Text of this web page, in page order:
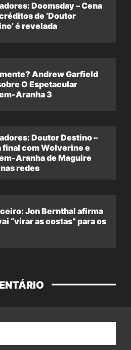
Doomsday – Cena
de ‘Doutor
é revelada
Andrew Garfield
O Espetacular
Aranha 3
Doutor Destino –
final com Wolverine e
Aranha de Maguire
redes
Jon Bernthal afirma
“virar as costas” para os